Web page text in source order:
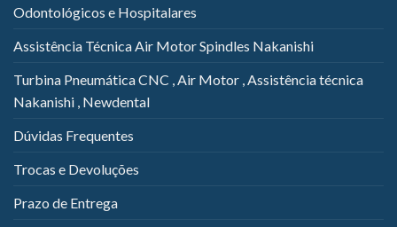
Odontológicos e Hospitalares
Assistência Técnica Air Motor Spindles Nakanishi
Turbina Pneumática CNC , Air Motor , Assistência técnica
Nakanishi , Newdental
Dúvidas Frequentes
Trocas e Devoluções
Prazo de Entrega